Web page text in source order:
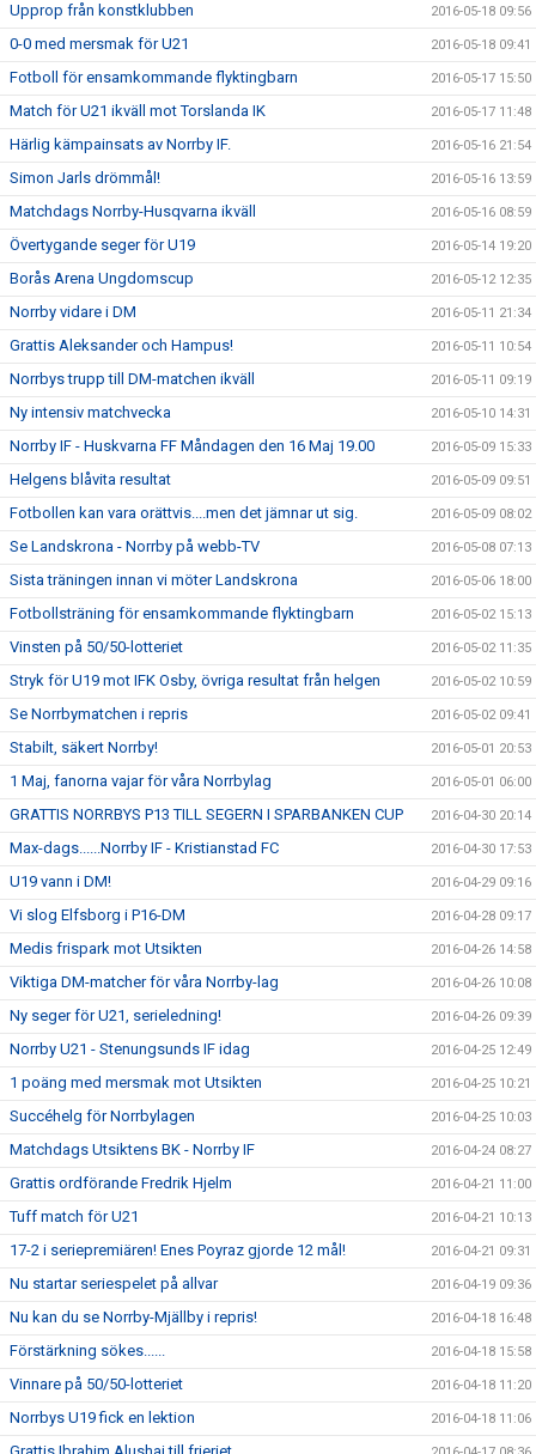
Upprop från konstklubben 2016-05-18 09:56
0-0 med mersmak för U21 2016-05-18 09:41
Fotboll för ensamkommande flyktingbarn 2016-05-17 15:50
Match för U21 ikväll mot Torslanda IK 2016-05-17 11:48
Härlig kämpainsats av Norrby IF. 2016-05-16 21:54
Simon Jarls drömmål! 2016-05-16 13:59
Matchdags Norrby-Husqvarna ikväll 2016-05-16 08:59
Övertygande seger för U19 2016-05-14 19:20
Borås Arena Ungdomscup 2016-05-12 12:35
Norrby vidare i DM 2016-05-11 21:34
Grattis Aleksander och Hampus! 2016-05-11 10:54
Norrbys trupp till DM-matchen ikväll 2016-05-11 09:19
Ny intensiv matchvecka 2016-05-10 14:31
Norrby IF - Huskvarna FF Måndagen den 16 Maj 19.00 2016-05-09 15:33
Helgens blåvita resultat 2016-05-09 09:51
Fotbollen kan vara orättvis....men det jämnar ut sig. 2016-05-09 08:02
Se Landskrona - Norrby på webb-TV 2016-05-08 07:13
Sista träningen innan vi möter Landskrona 2016-05-06 18:00
Fotbollsträning för ensamkommande flyktingbarn 2016-05-02 15:13
Vinsten på 50/50-lotteriet 2016-05-02 11:35
Stryk för U19 mot IFK Osby, övriga resultat från helgen 2016-05-02 10:59
Se Norrbymatchen i repris 2016-05-02 09:41
Stabilt, säkert Norrby! 2016-05-01 20:53
1 Maj, fanorna vajar för våra Norrbylag 2016-05-01 06:00
GRATTIS NORRBYS P13 TILL SEGERN I SPARBANKEN CUP 2016-04-30 20:14
Max-dags......Norrby IF - Kristianstad FC 2016-04-30 17:53
U19 vann i DM! 2016-04-29 09:16
Vi slog Elfsborg i P16-DM 2016-04-28 09:17
Medis frispark mot Utsikten 2016-04-26 14:58
Viktiga DM-matcher för våra Norrby-lag 2016-04-26 10:08
Ny seger för U21, serieledning! 2016-04-26 09:39
Norrby U21 - Stenungsunds IF idag 2016-04-25 12:49
1 poäng med mersmak mot Utsikten 2016-04-25 10:21
Succéhelg för Norrbylagen 2016-04-25 10:03
Matchdags Utsiktens BK - Norrby IF 2016-04-24 08:27
Grattis ordförande Fredrik Hjelm 2016-04-21 11:00
Tuff match för U21 2016-04-21 10:13
17-2 i seriepremiären! Enes Poyraz gjorde 12 mål! 2016-04-21 09:31
Nu startar seriespelet på allvar 2016-04-19 09:36
Nu kan du se Norrby-Mjällby i repris! 2016-04-18 16:48
Förstärkning sökes...... 2016-04-18 15:58
Vinnare på 50/50-lotteriet 2016-04-18 11:20
Norrbys U19 fick en lektion 2016-04-18 11:06